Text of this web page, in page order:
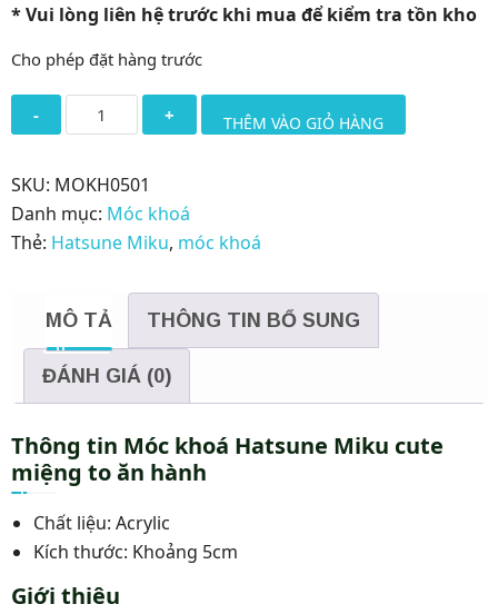
* Vui lòng liên hệ trước khi mua để kiểm tra tồn kho
Cho phép đặt hàng trước
Móc
khoá
Miku
cute
miệng
ăn
số
lượng
THÊM VÀO GIỎ HÀNG
SKU: MOKH0501
Danh mục: Móc khoá
Thẻ: Hatsune Miku, móc khoá
MÔ TẢ THÔNG TIN BỔ SUNG
ĐÁNH GIÁ (0)
Thông tin Móc khoá Hatsune Miku cute
miệng to ăn hành
Chất liệu: Acrylic
Kích thước: Khoảng 5cm
Giới thiệu